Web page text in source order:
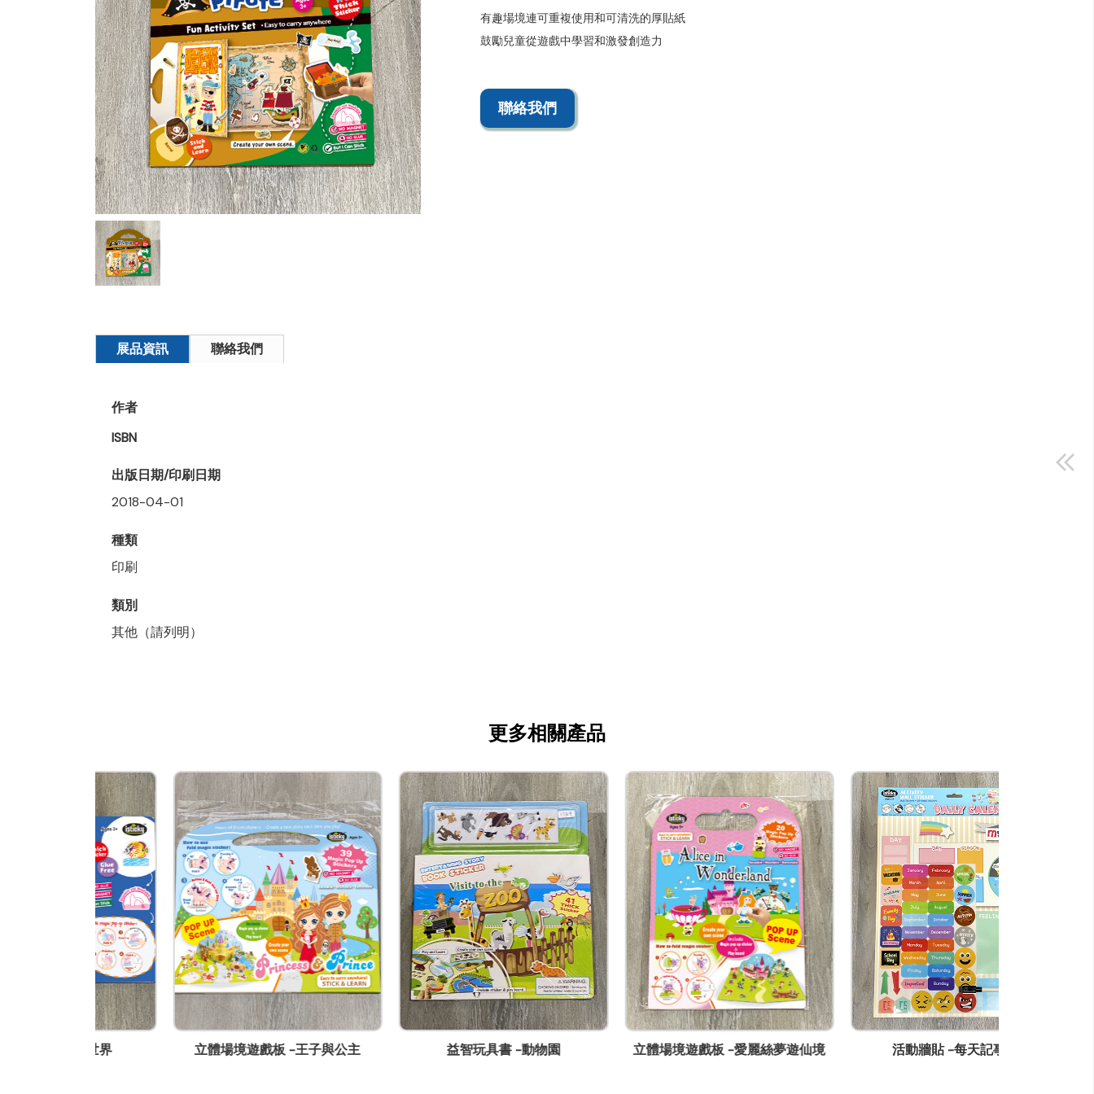
有趣場境連可重複使用和可清洗的厚貼紙
鼓勵兒童從遊戲中學習和激發創造力
聯絡我們
展品資訊 聯絡我們
作者
ISBN
出版日期/印刷日期
2018-04-01
種類
印刷
類別
其他（請列明）
wendy@ynw.com.hk
更多相關產品
立體場境遊戲板 -王子與公主 益智玩具書 -動物園 立體場境遊戲板 -愛麗絲夢遊仙境 活動牆貼 -每天記事曆